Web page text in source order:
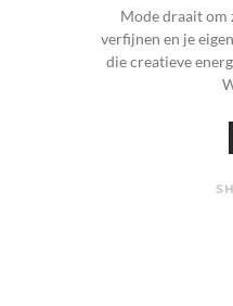
Mode draait om
verfijnen en je
die creatieve